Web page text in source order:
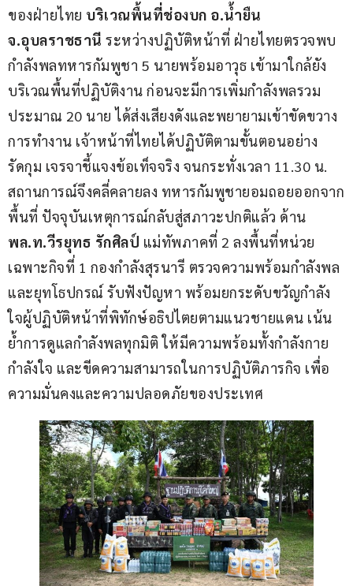
ของฝ่ายไทย บริเวณพื้นที่ช่องบก อ.น้ำยืน
จ.อุบลราชธานี ระหว่างปฏิบัติหน้าที่ ฝ่ายไทยตรวจพบ
กำลังพลทหารกัมพูชา 5 นายพร้อมอาวุธ เข้ามาใกล้ยัง
บริเวณพื้นที่ปฏิบัติงาน ก่อนจะมีการเพิ่มกำลังพลรวม
ประมาณ 20 นาย ได้ส่งเสียงดังและพยายามเข้าขัดขวาง
การทำงาน เจ้าหน้าที่ไทยได้ปฏิบัติตามขั้นตอนอย่าง
รัดกุม เจรจาชี้แจงข้อเท็จจริง จนกระทั่งเวลา 11.30 น.
สถานการณ์จึงคลี่คลายลง ทหารกัมพูชายอมถอยออกจาก
พื้นที่ ปัจจุบันเหตุการณ์กลับสู่สภาวะปกติแล้ว ด้าน
พล.ท.วีรยุทธ รักศิลป์ แม่ทัพภาคที่ 2 ลงพื้นที่หน่วย
เฉพาะกิจที่ 1 กองกำลังสุรนารี ตรวจความพร้อมกำลังพล
และยุทโธปกรณ์ รับฟังปัญหา พร้อมยกระดับขวัญกำลัง
ใจผู้ปฏิบัติหน้าที่พิทักษ์อธิปไตยตามแนวชายแดน เน้น
ย้ำการดูแลกำลังพลทุกมิติ ให้มีความพร้อมทั้งกำลังกาย
กำลังใจ และขีดความสามารถในการปฏิบัติภารกิจ เพื่อ
ความมั่นคงและความปลอดภัยของประเทศ